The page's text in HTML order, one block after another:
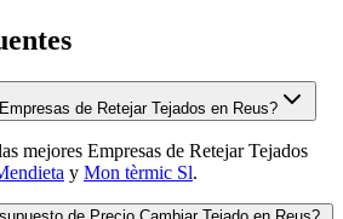
de Retejar Tejados en Reus?
mejores Empresas de Retejar Tejados
y Mon tèrmic Sl.